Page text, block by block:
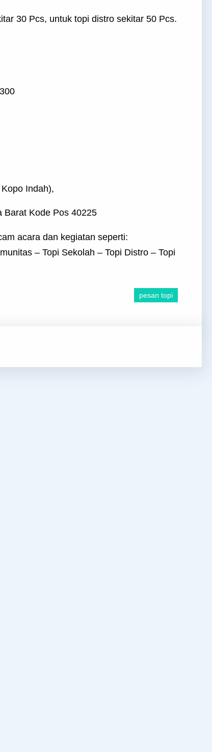
30 Pcs, untuk topi distro sekitar 50 Pcs.
Indah),
Barat Kode Pos 40225
acara dan kegiatan seperti:
– Topi Sekolah – Topi Distro – Topi
pesan topi